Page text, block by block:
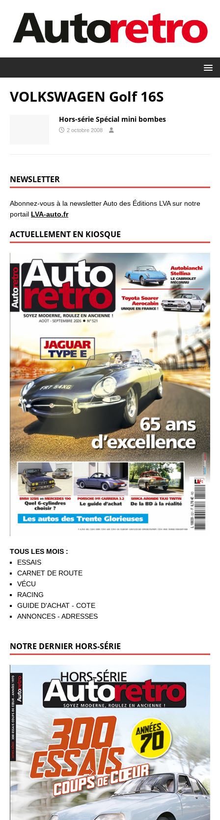
VOLKSWAGEN Golf 16S
Hors-série Spécial mini bombes
2 octobre 2008
NEWSLETTER
Abonnez-vous à la newsletter Auto des Éditions LVA sur notre
portail LVA-auto.fr
ACTUELLEMENT EN KIOSQUE
TOUS LES MOIS :
ESSAIS
CARNET DE ROUTE
VÉCU
RACING
GUIDE D'ACHAT - COTE
ANNONCES - ADRESSES
NOTRE DERNIER HORS-SÉRIE